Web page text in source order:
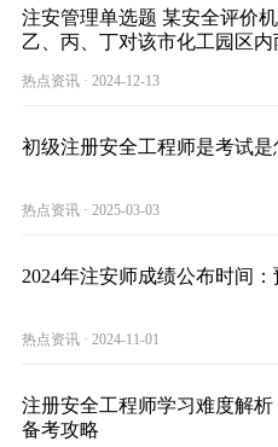
注安管理单选题 某安全评价机
乙、丙、丁对该市化工园区
热点资讯 · 2024-12-13
初级注册安全工程师是考试是
热点资讯 · 2025-03-03
2024年注安师成绩公布时间
热点资讯 · 2024-11-01
注册安全工程师学习难度解析
备考攻略